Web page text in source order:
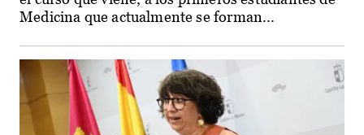
Medicina que actualmente se forman...